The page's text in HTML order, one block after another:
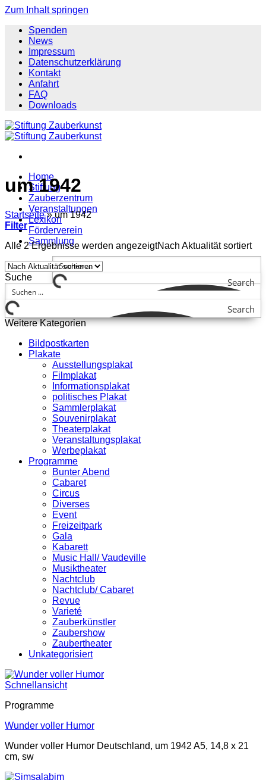
Zum Inhalt springen
Spenden
News
Impressum
Datenschutzerklärung
Kontakt
Anfahrt
FAQ
Downloads
Home
Stiftung
Zauberzentrum
Veranstaltungen
Lexikon
Förderverein
Sammlung
Search
um 1942
Startseite » um 1942
Filter
Alle 2 Ergebnisse werden angezeigtNach Aktualität sortiert
Suche
Search
Weitere Kategorien
Bildpostkarten
Plakate
Ausstellungsplakat
Filmplakat
Informationsplakat
politisches Plakat
Sammlerplakat
Souvenirplakat
Theaterplakat
Veranstaltungsplakat
Werbeplakat
Programme
Bunter Abend
Cabaret
Circus
Diverses
Event
Freizeitpark
Gala
Kabarett
Music Hall/ Vaudeville
Musiktheater
Nachtclub
Nachtclub/ Cabaret
Revue
Varieté
Zauberkünstler
Zaubershow
Zaubertheater
Unkategorisiert
Schnellansicht
Programme
Wunder voller Humor
Wunder voller Humor Deutschland, um 1942 A5, 14,8 x 21
cm, sw